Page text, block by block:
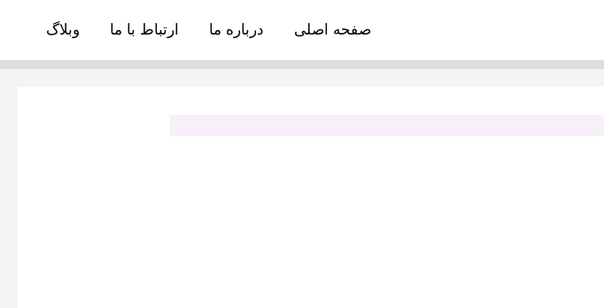
صفحه اصلی درباره ما ارتباط با ما وبلاگ